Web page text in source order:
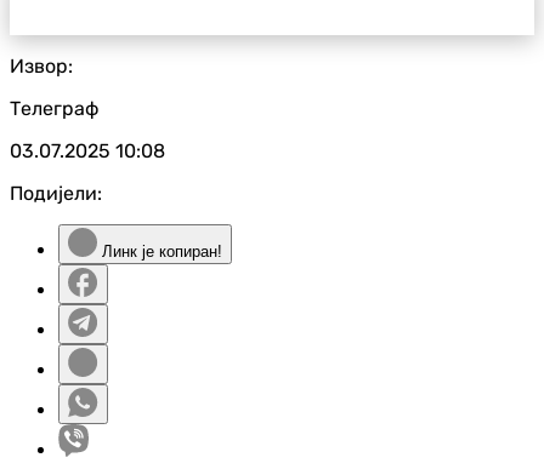
Извор:
Телеграф
03.07.2025 10:08
Подијели:
Линк је копиран!